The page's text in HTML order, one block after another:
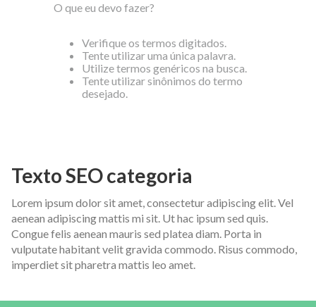
O que eu devo fazer?
Verifique os termos digitados.
Tente utilizar uma única palavra.
Utilize termos genéricos na busca.
Tente utilizar sinônimos do termo
desejado.
Texto SEO categoria
Lorem ipsum dolor sit amet, consectetur adipiscing elit. Vel
aenean adipiscing mattis mi sit. Ut hac ipsum sed quis.
Congue felis aenean mauris sed platea diam. Porta in
vulputate habitant velit gravida commodo. Risus commodo,
imperdiet sit pharetra mattis leo amet.